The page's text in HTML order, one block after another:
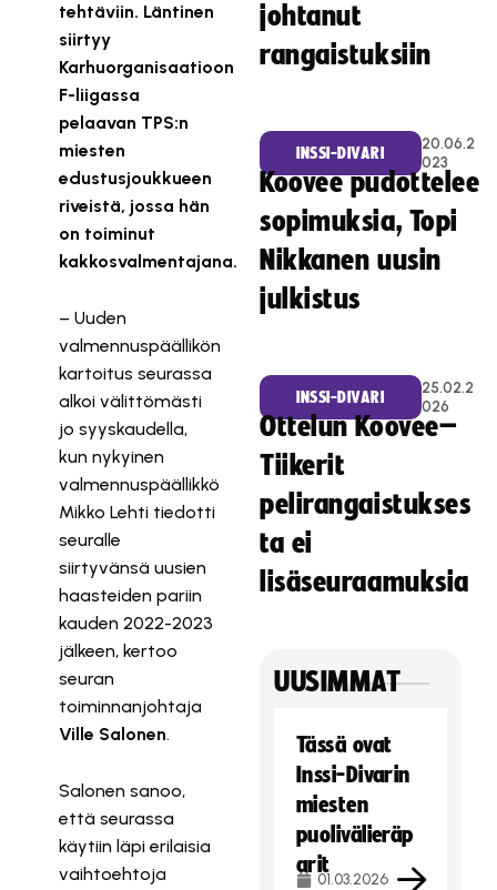
tehtäviin. Läntinen
siirtyy
Karhuorganisaatioon
F-liigassa
pelaavan TPS:n
miesten
edustusjoukkueen
riveistä, jossa hän
on toiminut
kakkosvalmentajana.
– Uuden
valmennuspäällikön
kartoitus seurassa
alkoi välittömästi
jo syyskaudella,
kun nykyinen
valmennuspäällikkö
Mikko Lehti tiedotti
seuralle
siirtyvänsä uusien
haasteiden pariin
kauden 2022-2023
jälkeen, kertoo
seuran
toiminnanjohtaja
Ville Salonen.
Salonen sanoo,
että seurassa
käytiin läpi erilaisia
vaihtoehtoja
johtanut
rangaistuksiin
INSSI-DIVARI
20.06.2
023
Koovee pudottelee
sopimuksia, Topi
Nikkanen uusin
julkistus
INSSI-DIVARI
25.02.2
026
Ottelun Koovee–
Tiikerit
pelirangaistukses
ta ei
lisäseuraamuksia
UUSIMMAT
Tässä ovat
Inssi-Divarin
miesten
puolivälieräp
arit
01.03.2026